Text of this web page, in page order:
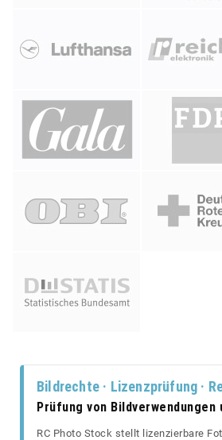
Bildrechte · Lizenzprüfung ·
Prüfung von Bildverwendungen
RC Photo Stock stellt lizenzierbare